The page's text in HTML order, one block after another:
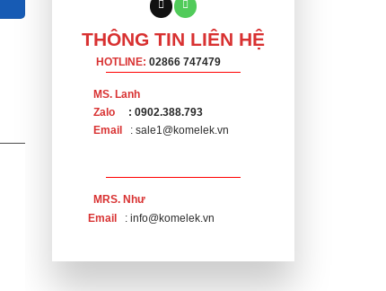
THÔNG TIN LIÊN HỆ
HOTLINE: 02866 747479
MS. Lanh
Zalo
: 0902.388.793
Email
: sale1@komelek.vn
MRS. Như
Email
: info@komelek.vn